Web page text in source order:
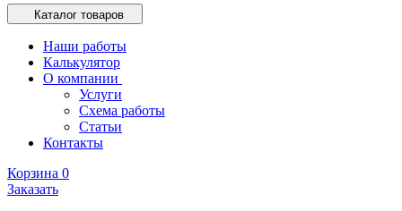
Каталог товаров
Наши работы
Калькулятор
О компании
Услуги
Схема работы
Статьи
Контакты
Корзина 0
Заказать